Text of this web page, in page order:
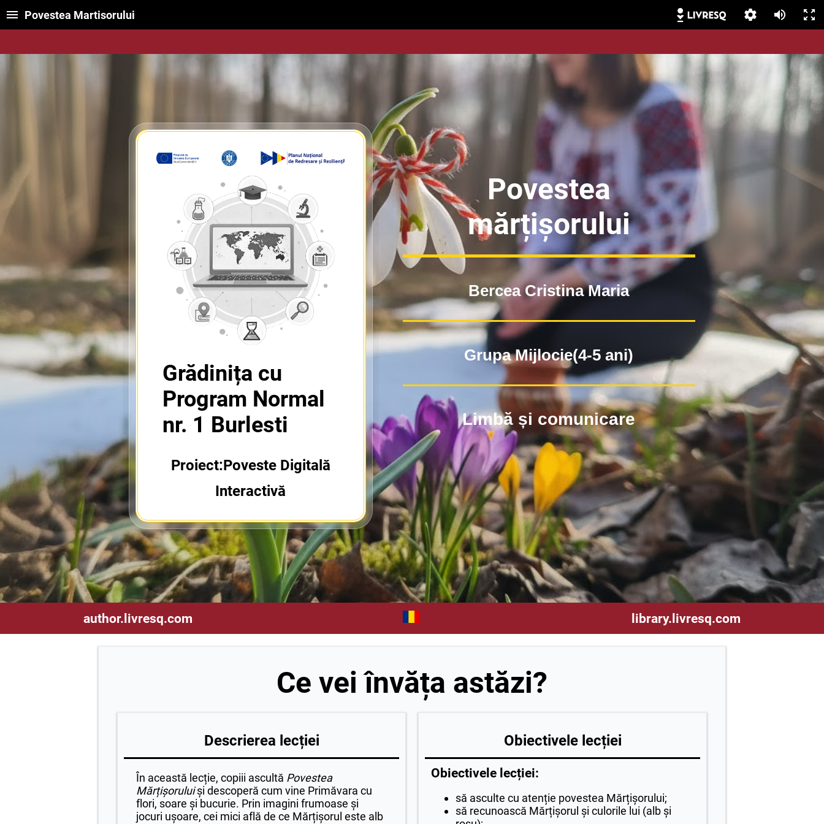
Povestea Martisorului
Grădinița cu
Program Normal
nr. 1 Burlesti
Proiect:Poveste Digitală
Interactivă
Povestea
mărțișorului
Bercea Cristina Maria
Grupa Mijlocie(4-5 ani)
Limbă și comunicare
author.livresq.com library.livresq.com
Ce vei învăța astăzi?
Descrierea lecției
În această lecție, copiii ascultă Povestea
Mărțișoruluiși descoperă cum vine Primăvara cu
flori, soare și bucurie. Prin imagini frumoase și
jocuri ușoare, cei mici află de ce Mărțișorul este alb
Obiectivele lecției
Obiectivele lecției:
să asculte cu atenție povestea Mărțișorului;
să recunoască Mărțișorul și culorile lui (alb și